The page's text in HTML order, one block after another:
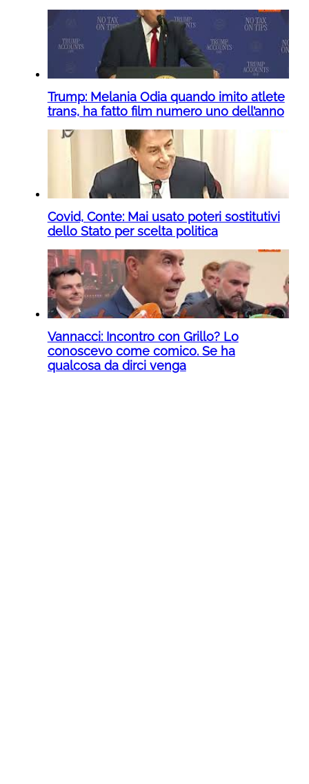
Trump: Melania Odia quando imito atlete
trans, ha fatto film numero uno dell’anno
Covid, Conte: Mai usato poteri sostitutivi
dello Stato per scelta politica
Vannacci: Incontro con Grillo? Lo
conoscevo come comico. Se ha
qualcosa da dirci venga